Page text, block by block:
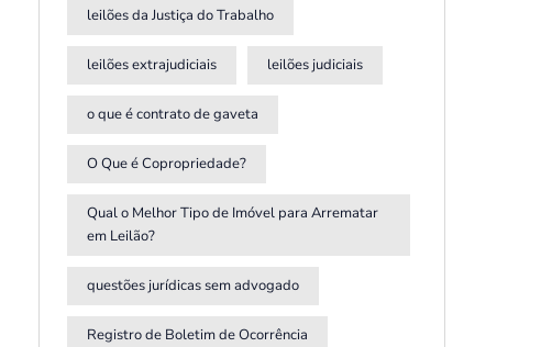
leilões da Justiça do Trabalho
leilões extrajudiciais leilões judiciais
o que é contrato de gaveta
O Que é Copropriedade?
Qual o Melhor Tipo de Imóvel para Arrematar
em Leilão?
questões jurídicas sem advogado
Registro de Boletim de Ocorrência